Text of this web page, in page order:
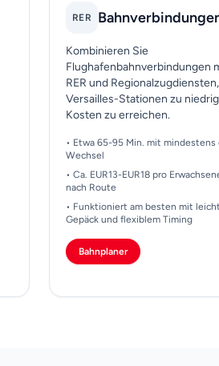
RER
Kombinieren Sie
Flughafenbahnverbindungen
RER und
Versailles-Stationen zu
Kosten zu erreichen.
• Etwa 65-95 Min. mit mindestens
Wechsel
• Ca. EUR13-EUR18 pro
nach Route
• Funktioniert am besten mit
Gepäck und flexiblem Timing
Bahnplaner